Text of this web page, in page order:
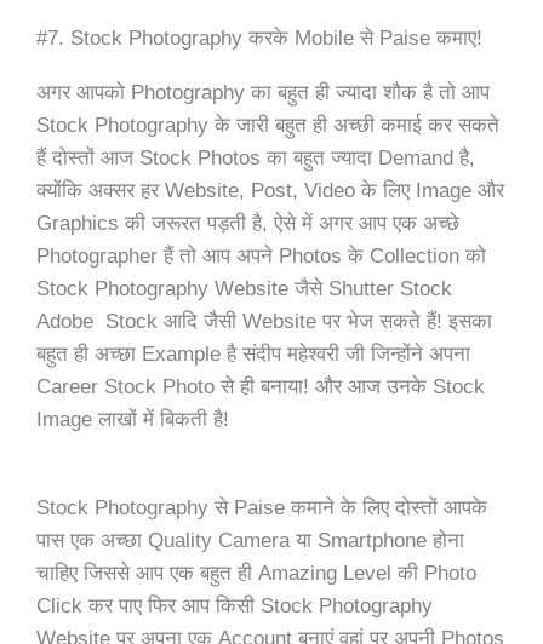
#7. Stock Photography करके Mobile से Paise कमाए!
अगर आपको Photography का बहुत ही ज्यादा शौक है तो आप
Stock Photography के जारी बहुत ही अच्छी कमाई कर सकते
हैं दोस्तों आज Stock Photos का बहुत ज्यादा Demand है,
क्योंकि अक्सर हर Website, Post, Video के लिए Image और
Graphics की जरूरत पड़ती है, ऐसे में अगर आप एक अच्छे
Photographer हैं तो आप अपने Photos के Collection को
Stock Photography Website जैसे Shutter Stock
Adobe Stock आदि जैसी Website पर भेज सकते हैं! इसका
बहुत ही अच्छा Example है संदीप महेश्वरी जी जिन्होंने अपना
Career Stock Photo से ही बनाया! और आज उनके Stock
Image लाखों में बिकती है!
Stock Photography से Paise कमाने के लिए दोस्तों आपके
पास एक अच्छा Quality Camera या Smartphone होना
चाहिए जिससे आप एक बहुत ही Amazing Level की Photo
Click कर पाए फिर आप किसी Stock Photography
Website पर अपना एक Account बनाएं वहां पर अपनी Photos